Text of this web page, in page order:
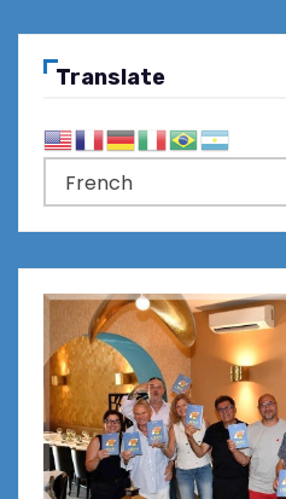
Translate